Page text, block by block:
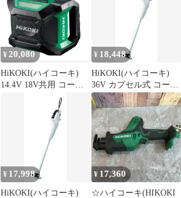
ディ スティック クリー
ナー 紙パック不要 軽量
ハイパワー 強力吸引
R36DB(NN) 1
【木材・金属切断 DIY
枝打ち 粗大ゴミ解体】
¥ 20,080
HiKOKI(ハイコーキ)
14.4V 18V共用 コード
レスラジオ 小型軽量タ
イプ Bluetooth機能搭載
AC100V使用可 蓄電
池・充電器別売り
UR18DA(NN)
¥ 18,448
HiKOKI(ハイコーキ)
36V カプセル式 コード
レス掃除機 R36DB ペー
ルホワイト バッテリ
ー・充電器別売り ハン
ディ スティック クリー
ナー 紙パック不要 軽量
ハイパワー 強力吸引
R36DB(NN) 0
¥ 17,998
HiKOKI(ハイコーキ)
¥ 17,360
☆ハイコーキ(HIKOKI